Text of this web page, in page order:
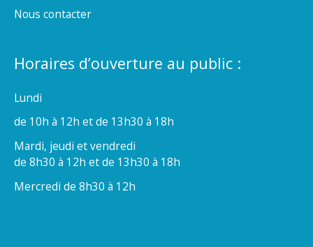
Nous contacter
Horaires d’ouverture au public :
Lundi
de 10h à 12h et de 13h30 à 18h
Mardi, jeudi et vendredi
de 8h30 à 12h et de 13h30 à 18h
Mercredi de 8h30 à 12h